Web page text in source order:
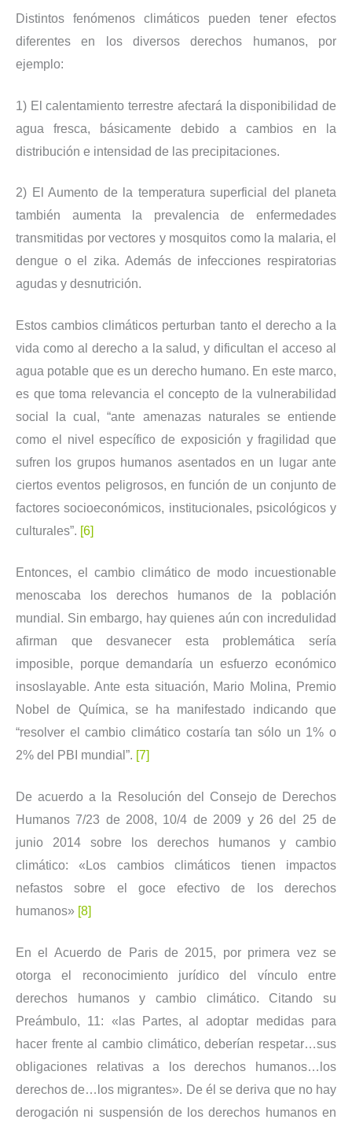
Distintos fenómenos climáticos pueden tener efectos
diferentes en los diversos derechos humanos, por
ejemplo:
1) El calentamiento terrestre afectará la disponibilidad de
agua fresca, básicamente debido a cambios en la
distribución e intensidad de las precipitaciones.
2) El Aumento de la temperatura superficial del planeta
también aumenta la prevalencia de enfermedades
transmitidas por vectores y mosquitos como la malaria, el
dengue o el zika. Además de infecciones respiratorias
agudas y desnutrición.
Estos cambios climáticos perturban tanto el derecho a la
vida como al derecho a la salud, y dificultan el acceso al
agua potable que es un derecho humano. En este marco,
es que toma relevancia el concepto de la vulnerabilidad
social la cual, “ante amenazas naturales se entiende
como el nivel específico de exposición y fragilidad que
sufren los grupos humanos asentados en un lugar ante
ciertos eventos peligrosos, en función de un conjunto de
factores socioeconómicos, institucionales, psicológicos y
culturales”. [6]
Entonces, el cambio climático de modo incuestionable
menoscaba los derechos humanos de la población
mundial. Sin embargo, hay quienes aún con incredulidad
afirman que desvanecer esta problemática sería
imposible, porque demandaría un esfuerzo económico
insoslayable. Ante esta situación, Mario Molina, Premio
Nobel de Química, se ha manifestado indicando que
“resolver el cambio climático costaría tan sólo un 1% o
2% del PBI mundial”. [7]
De acuerdo a la Resolución del Consejo de Derechos
Humanos 7/23 de 2008, 10/4 de 2009 y 26 del 25 de
junio 2014 sobre los derechos humanos y cambio
climático: «Los cambios climáticos tienen impactos
nefastos sobre el goce efectivo de los derechos
humanos» [8]
En el Acuerdo de Paris de 2015, por primera vez se
otorga el reconocimiento jurídico del vínculo entre
derechos humanos y cambio climático. Citando su
Preámbulo, 11: «las Partes, al adoptar medidas para
hacer frente al cambio climático, deberían respetar…sus
obligaciones relativas a los derechos humanos…los
derechos de…los migrantes». De él se deriva que no hay
derogación ni suspensión de los derechos humanos en